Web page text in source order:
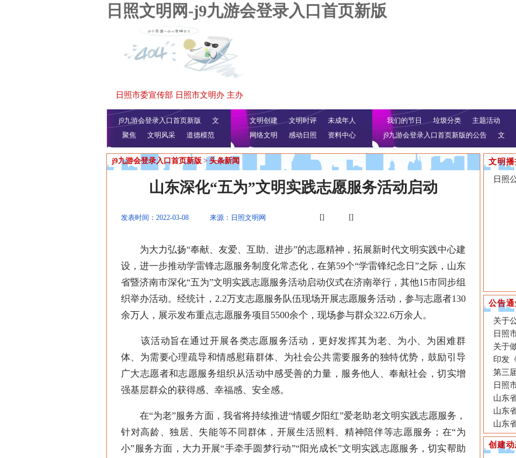
日照文明网-j9九游会登录入口首页新版
日照市委宣传部 日照市文明办 主办
j9九游会登录入口首页新版
文
明播报
公益视频
聚焦 文明风采 道德模范
文明创建 文明时评
未成年人
网络文明
感动日照 资料中心
我们的节日 垃圾分类
主题活动
j9九游会登录入口首页新版的公告
文
明行动
j9九游会登录入口首页新版 > 头条新闻
山东深化“五为”文明实践志愿服务活动启动
发表时间：2022-03-08 来源：日照文明网 [] []
为大力弘扬“奉献、友爱、互助、进步”的志愿精神，拓展新时代文明实践中心建
设，进一步推动学雷锋志愿服务制度化常态化，在第59个“学雷锋纪念日”之际，山东
省暨济南市深化“五为”文明实践志愿服务活动启动仪式在济南举行，其他15市同步组
织举办活动。经统计，2.2万支志愿服务队伍现场开展志愿服务活动，参与志愿者130
余万人，展示发布重点志愿服务项目5500余个，现场参与群众322.6万余人。
该活动旨在通过开展各类志愿服务活动，更好发挥其为老、为小、为困难群
体、为需要心理疏导和情感慰藉群体、为社会公共需要服务的独特优势，鼓励引导
广大志愿者和志愿服务组织从活动中感受善的力量，服务他人、奉献社会，切实增
强基层群众的获得感、幸福感、安全感。
在“为老”服务方面，我省将持续推进“情暖夕阳红”爱老助老文明实践志愿服务，
针对高龄、独居、失能等不同群体，开展生活照料、精神陪伴等志愿服务；在“为
小”服务方面，大力开展“手牵手圆梦行动”“阳光成长”文明实践志愿服务，切实帮助
文明播
日照
公告通
关于
日照
关于
印发
第三
日照
山东
山东
山东
创建动